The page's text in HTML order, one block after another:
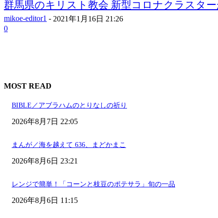
群馬県のキリスト教会 新型コロナクラスタ
mikoe-editor1 - 2021年1月16日 21:26
0
MOST READ
BIBLE／アブラハムのとりなしの祈り
2026年8月7日 22:05
まんが／海を越えて 636、まどかまこ
2026年8月6日 23:21
レンジで簡単！「コーンと枝豆のポテサラ」旬の一品
2026年8月6日 11:15